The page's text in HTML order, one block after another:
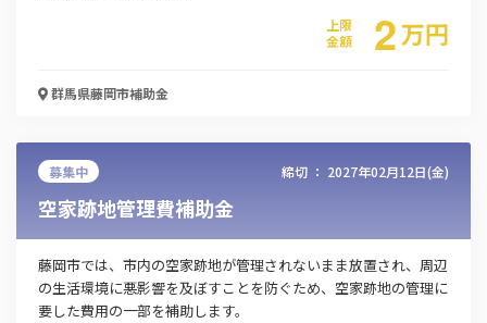
この補助金の情報をPDFダウンロード
出産・子育て応援給付金
上限
金額
2万円
群馬県藤岡市補助金
募集中 締切 ： 2027年02月12日(金)
空家跡地管理費補助金
藤岡市では、市内の空家跡地が管理されないまま放置され、周辺
の生活環境に悪影響を及ぼすことを防ぐため、空家跡地の管理に
要した費用の一部を補助します。​​